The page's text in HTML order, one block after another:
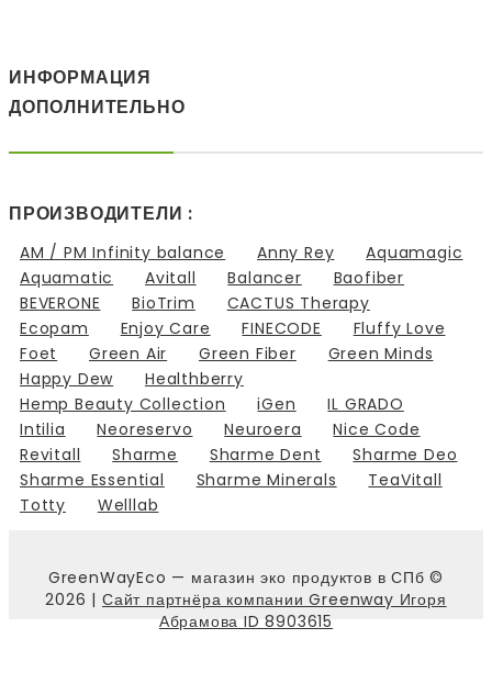
ИНФОРМАЦИЯ
ДОПОЛНИТЕЛЬНО
ПРОИЗВОДИТЕЛИ :
AM / PM Infinity balance Anny Rey
Aquamagic
Aquamatic
Avitall Balancer
Baofiber
BEVERONE
BioTrim
CACTUS Therapy
Ecopam
Enjoy Care FINECODE
Fluffy Love
Foet
Green Air Green Fiber
Green Minds
Happy Dew
Healthberry
Hemp Beauty Collection
iGen
IL GRADO
Intilia
Neoreservo Neuroera
Nice Code
Revitall
Sharme Sharme Dent
Sharme Deo
Sharme Essential
Sharme Minerals
TeaVitall
Totty
Welllab
GreenWayEco — магазин эко продуктов в СПб ©
2026 | Сайт партнёра компании Greenway Игоря
Абрамова ID 8903615